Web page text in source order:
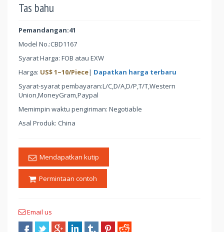
Tas bahu
Pemandangan:41
Model No.:CBD1167
Syarat Harga: FOB atau EXW
Harga: US$1~10/Piece| Dapatkan harga terbaru
Syarat-syarat pembayaran:L/C,D/A,D/P,T/T,Western
Union,MoneyGram,Paypal
Memimpin waktu pengiriman: Negotiable
Asal Produk: China
Mendapatkan kutip
Permintaan contoh
Email us